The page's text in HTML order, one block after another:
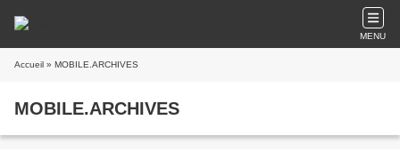
MENU
Accueil » MOBILE.ARCHIVES
MOBILE.ARCHIVES